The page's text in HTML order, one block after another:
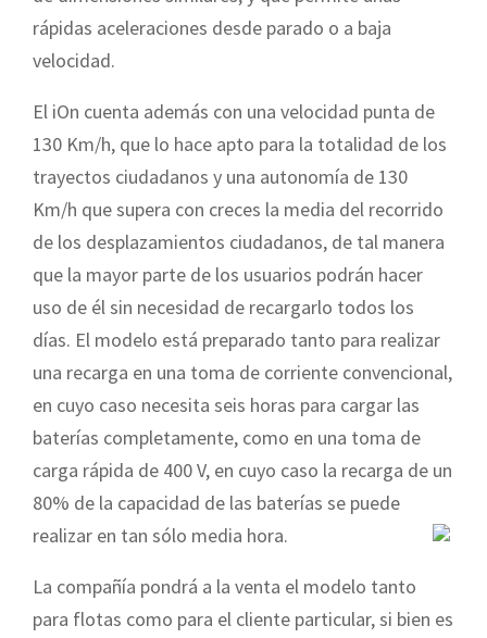
rápidas aceleraciones desde parado o a baja
velocidad.
El iOn cuenta además con una velocidad punta de
130 Km/h, que lo hace apto para la totalidad de los
trayectos ciudadanos y una autonomía de 130
Km/h que supera con creces la media del recorrido
de los desplazamientos ciudadanos, de tal manera
que la mayor parte de los usuarios podrán hacer
uso de él sin necesidad de recargarlo todos los
días. El modelo está preparado tanto para realizar
una recarga en una toma de corriente convencional,
en cuyo caso necesita seis horas para cargar las
baterías completamente, como en una toma de
carga rápida de 400 V, en cuyo caso la recarga de un
80% de la capacidad de las baterías se puede
realizar en tan sólo media hora.
La compañía pondrá a la venta el modelo tanto
para flotas como para el cliente particular, si bien es